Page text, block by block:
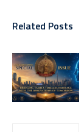
Related Posts